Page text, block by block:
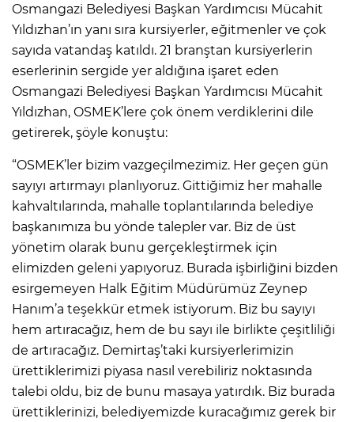
Osmangazi Belediyesi Başkan Yardımcısı Mücahit
Yıldızhan’ın yanı sıra kursiyerler, eğitmenler ve çok
sayıda vatandaş katıldı. 21 branştan kursiyerlerin
eserlerinin sergide yer aldığına işaret eden
Osmangazi Belediyesi Başkan Yardımcısı Mücahit
Yıldızhan, OSMEK’lere çok önem verdiklerini dile
getirerek, şöyle konuştu:
“OSMEK’ler bizim vazgeçilmezimiz. Her geçen gün
sayıyı artırmayı planlıyoruz. Gittiğimiz her mahalle
kahvaltılarında, mahalle toplantılarında belediye
başkanımıza bu yönde talepler var. Biz de üst
yönetim olarak bunu gerçekleştirmek için
elimizden geleni yapıyoruz. Burada işbirliğini bizden
esirgemeyen Halk Eğitim Müdürümüz Zeynep
Hanım’a teşekkür etmek istiyorum. Biz bu sayıyı
hem artıracağız, hem de bu sayı ile birlikte çeşitliliği
de artıracağız. Demirtaş’taki kursiyerlerimizin
ürettiklerimizi piyasa nasıl verebiliriz noktasında
talebi oldu, biz de bunu masaya yatırdık. Biz burada
ürettiklerinizi, belediyemizde kuracağımız gerek bir